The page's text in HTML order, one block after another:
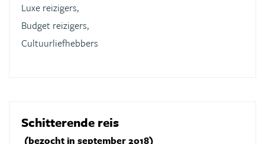
Luxe reizigers,
Budget reizigers,
Cultuurliefhebbers
Schitterende reis
(bezocht in september 2018)